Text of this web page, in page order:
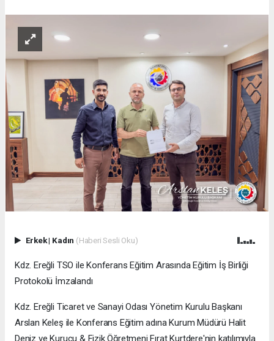
Erkek| Kadın (Haberi Sesli Oku)
Kdz. Ereğli TSO ile Konferans Eğitim Arasında Eğitim İş Birliği
Protokolü İmzalandı
Kdz. Ereğli Ticaret ve Sanayi Odası Yönetim Kurulu Başkanı
Arslan Keleş ile Konferans Eğitim adına Kurum Müdürü Halit
Deniz ve Kurucu & Fizik Öğretmeni Fırat Kurtdere'nin katılımıyla